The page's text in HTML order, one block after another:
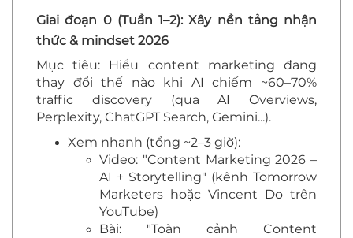
Giai đoạn 0 (Tuần 1–2): Xây nền tảng nhận
thức & mindset 2026
Mục tiêu: Hiểu content marketing đang
thay đổi thế nào khi AI chiếm ~60–70%
traffic discovery (qua AI Overviews,
Perplexity, ChatGPT Search, Gemini...).
Xem nhanh (tổng ~2–3 giờ):
Video: "Content Marketing 2026 –
AI + Storytelling" (kênh Tomorrow
Marketers hoặc Vincent Do trên
YouTube)
Bài: "Toàn cảnh Content